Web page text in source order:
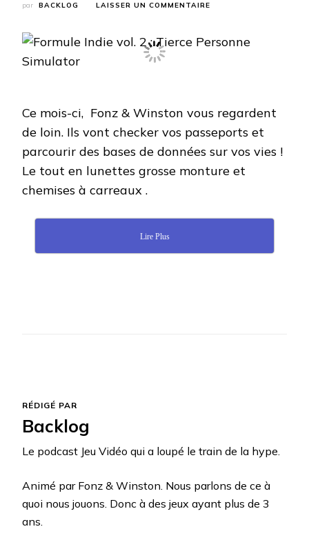
par BACKLOG LAISSER UN COMMENTAIRE
VOL.
Ce mois-ci, Fonz & Winston vous regardent
de loin. Ils vont checker vos passeports et
parcourir des bases de données sur vos vies !
Le tout en lunettes grosse monture et
chemises à carreaux .
Lire Plus
RÉDIGÉ PAR
Backlog
Le podcast Jeu Vidéo qui a loupé le train de la hype.
Animé par Fonz & Winston. Nous parlons de ce à
quoi nous jouons. Donc à des jeux ayant plus de 3
ans.